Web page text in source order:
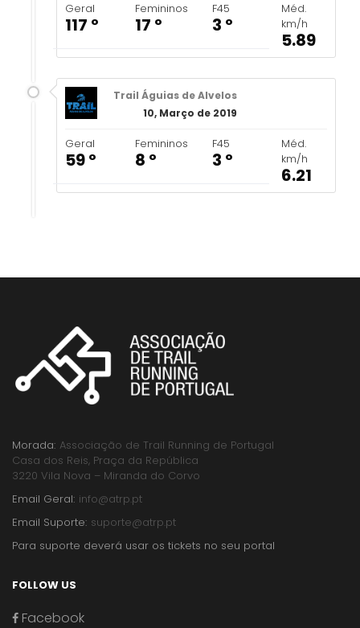
Geral
117 º
Femininos
17 º
F45
3 º
Méd.
km/h
5.89
Trail Águias de Alvelos
10, Março de 2019
Geral
59 º
Femininos
8 º
F45
3 º
Méd.
km/h
6.21
Morada: Associação de Trail Running de Portugal
Casa dos Reis, Praça da República
3220 Vila Nova – Miranda do Corvo
Email Geral: info@atrp.pt
Email Suporte: suporte@atrp.pt
Para suporte deverá usar os tickets no seu portal
FOLLOW US
Facebook